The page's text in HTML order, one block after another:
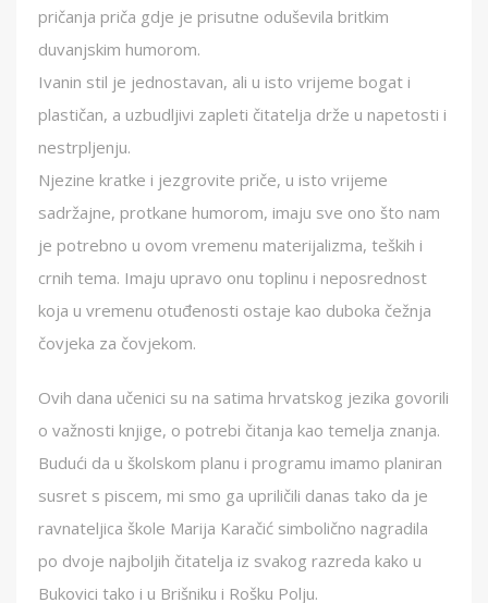
pričanja priča gdje je prisutne oduševila britkim
duvanjskim humorom.
Ivanin stil je jednostavan, ali u isto vrijeme bogat i
plastičan, a uzbudljivi zapleti čitatelja drže u napetosti i
nestrpljenju.
Njezine kratke i jezgrovite priče, u isto vrijeme
sadržajne, protkane humorom, imaju sve ono što nam
je potrebno u ovom vremenu materijalizma, teških i
crnih tema. Imaju upravo onu toplinu i neposrednost
koja u vremenu otuđenosti ostaje kao duboka čežnja
čovjeka za čovjekom.
Ovih dana učenici su na satima hrvatskog jezika govorili
o važnosti knjige, o potrebi čitanja kao temelja znanja.
Budući da u školskom planu i programu imamo planiran
susret s piscem, mi smo ga upriličili danas tako da je
ravnateljica škole Marija Karačić simbolično nagradila
po dvoje najboljih čitatelja iz svakog razreda kako u
Bukovici tako i u Brišniku i Rošku Polju.